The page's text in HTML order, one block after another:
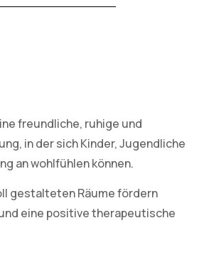
freundliche, ruhige und
in der sich Kinder, Jugendliche
an wohlfühlen können.
gestalteten Räume fördern
eine positive therapeutische